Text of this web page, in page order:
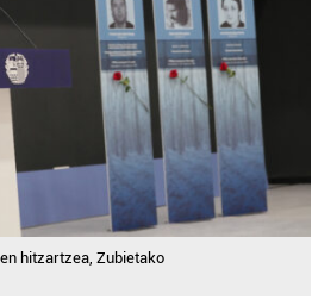
hitzartzea, Zubietako